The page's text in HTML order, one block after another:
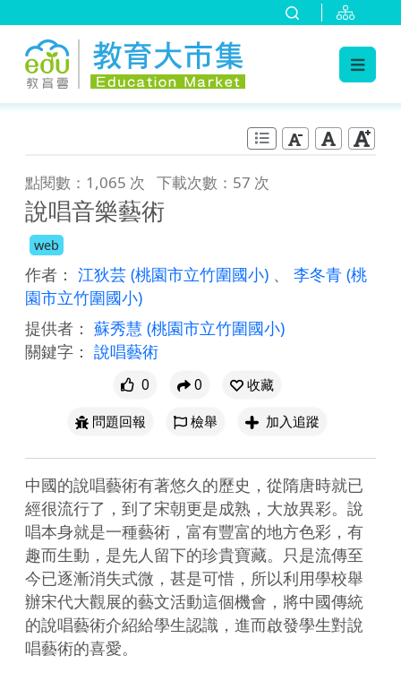
點閱數：1,065 次 下載次數：57 次
說唱音樂藝術
web
作者： 江狄芸 (桃園市立竹圍國小) 、 李冬青 (桃
園市立竹圍國小)
提供者： 蘇秀慧 (桃園市立竹圍國小)
關鍵字： 說唱藝術
0 0
收藏
問題回報
檢舉 加入追蹤
中國的說唱藝術有著悠久的歷史，從隋唐時就已
經很流行了，到了宋朝更是成熟，大放異彩。說
唱本身就是一種藝術，富有豐富的地方色彩，有
趣而生動，是先人留下的珍貴寶藏。只是流傳至
今已逐漸消失式微，甚是可惜，所以利用學校舉
辦宋代大觀展的藝文活動這個機會，將中國傳統
的說唱藝術介紹給學生認識，進而啟發學生對說
唱藝術的喜愛。